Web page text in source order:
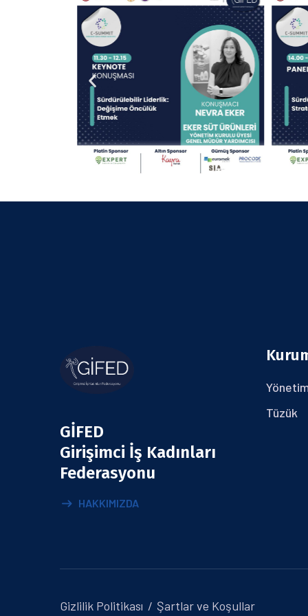
GİFED
Girişimci İş Kadınları
Federasyonu
HAKKIMIZDA
Tüzük
Gizlilik Politikası Şartlar ve Koşullar